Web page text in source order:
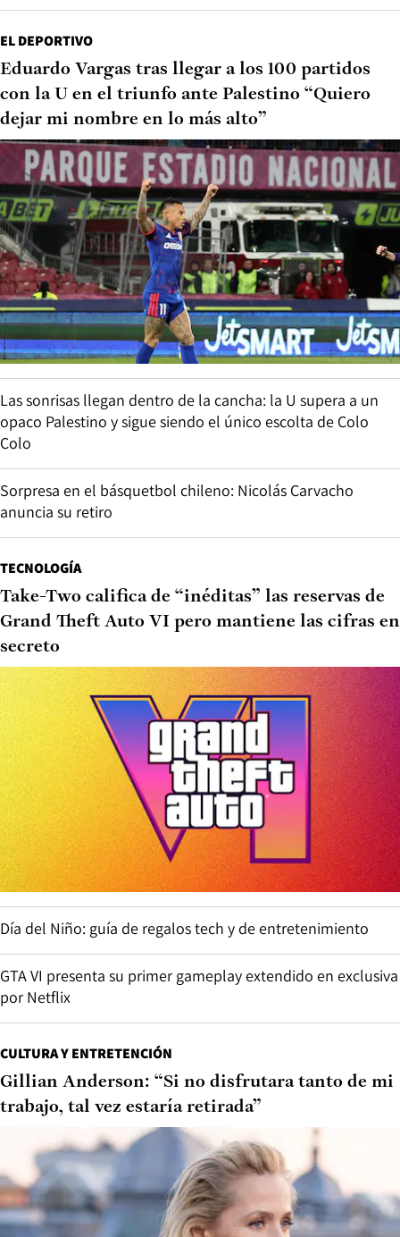
EL DEPORTIVO
Eduardo Vargas tras llegar a los 100 partidos
con la U en el triunfo ante Palestino “Quiero
dejar mi nombre en lo más alto”
Las sonrisas llegan dentro de la cancha: la U supera a un
opaco Palestino y sigue siendo el único escolta de Colo
Colo
Sorpresa en el básquetbol chileno: Nicolás Carvacho
anuncia su retiro
TECNOLOGÍA
Take-Two califica de “inéditas” las reservas de
Grand Theft Auto VI pero mantiene las cifras en
secreto
Día del Niño: guía de regalos tech y de entretenimiento
GTA VI presenta su primer gameplay extendido en exclusiva
por Netflix
CULTURA Y ENTRETENCIÓN
Gillian Anderson: “Si no disfrutara tanto de mi
trabajo, tal vez estaría retirada”